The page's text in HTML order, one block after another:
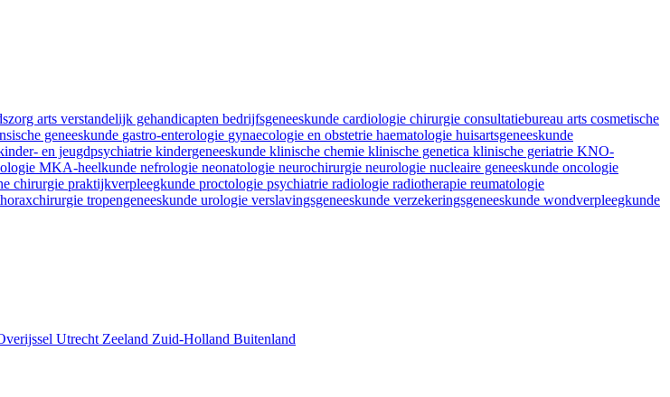
arts verstandelijk gehandicapten bedrijfsgeneeskunde cardiologie chirurgie consultatiebureau arts cosmetische
geneeskunde gastro-enterologie gynaecologie en obstetrie haematologie huisartsgeneeskunde
en jeugdpsychiatrie kindergeneeskunde klinische chemie klinische genetica klinische geriatrie KNO-
MKA-heelkunde nefrologie neonatologie neurochirurgie neurologie nucleaire geneeskunde oncologie
chirurgie praktijkverpleegkunde proctologie psychiatrie radiologie radiotherapie reumatologie
tropengeneeskunde urologie verslavingsgeneeskunde verzekeringsgeneeskunde wondverpleegkunde
Utrecht Zeeland Zuid-Holland Buitenland